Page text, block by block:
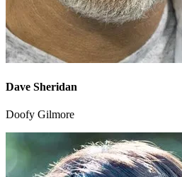
Dave Sheridan
Doofy Gilmore